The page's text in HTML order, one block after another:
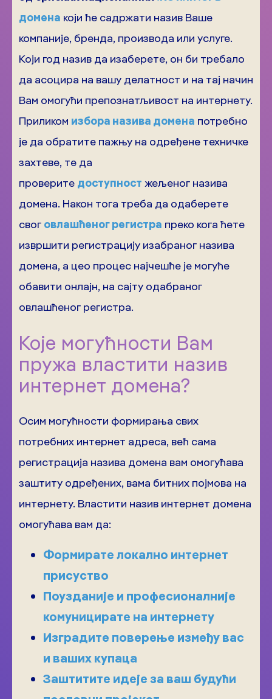
домена који ће садржати назив Ваше
компаније, бренда, производа или услуге.
Који год назив да изаберете, он би требало
да асоцира на вашу делатност и на тај начин
Вам омогући препознатљивост на интернету.
Приликом избора назива домена потребно
је да обратите пажњу на одређене техничке
захтеве, те да
проверите доступност жељеног назива
домена. Након тога треба да одаберете
свог овлашћеног регистра преко кога ћете
извршити регистрацију изабраног назива
домена, а цео процес најчешће је могуће
обавити онлајн, на сајту одабраног
овлашћеног регистра.
Које могућности Вам
пружа властити назив
интернет домена?
Осим могућности формирања свих
потребних интернет адреса, већ сама
регистрација назива домена вам омогућава
заштиту одређених, вама битних појмова на
интернету. Властити назив интернет домена
омогућава вам да:
Формирате локално интернет
присуство
Поузданије и професионалније
комуницирате на интернету
Изградите поверење између вас
и ваших купаца
Заштитите идеје за ваш будући